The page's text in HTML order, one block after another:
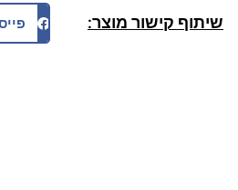
שיתוף קישור מוצר: